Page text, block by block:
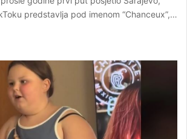
predstavlja pod imenom “Chanceux”,…